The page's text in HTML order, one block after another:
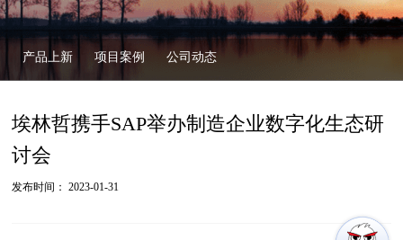
产品上新 项目案例 公司动态
埃林哲携手SAP举办制造企业数字化生态研
讨会
发布时间： 2023-01-31